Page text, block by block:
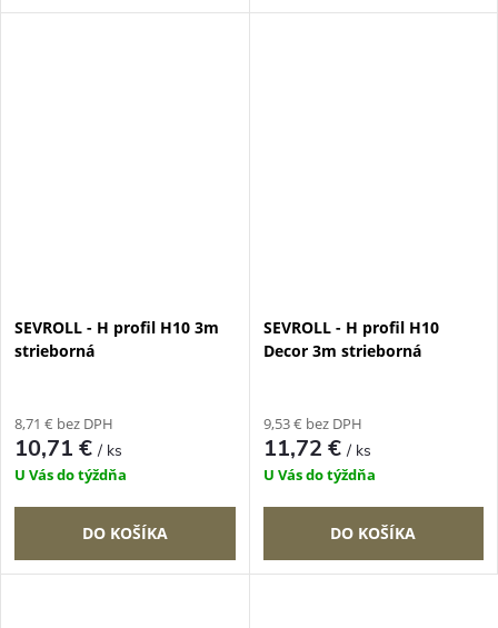
SEVROLL - H profil H10 3m
strieborná
8,71 € bez DPH
10,71 €/ ks
U Vás do týždňa
DO KOŠÍKA
SEVROLL - H profil H10
Decor 3m strieborná
9,53 € bez DPH
11,72 €/ ks
U Vás do týždňa
DO KOŠÍKA